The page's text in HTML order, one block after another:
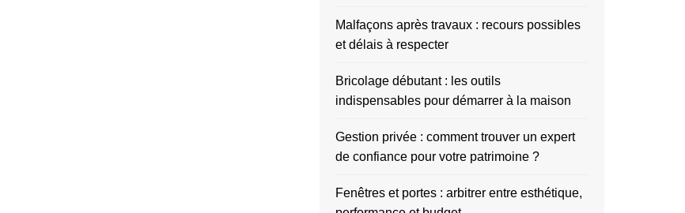
Malfaçons après travaux : recours possibles
et délais à respecter
Bricolage débutant : les outils
indispensables pour démarrer à la maison
Gestion privée : comment trouver un expert
de confiance pour votre patrimoine ?
Fenêtres et portes : arbitrer entre esthétique,